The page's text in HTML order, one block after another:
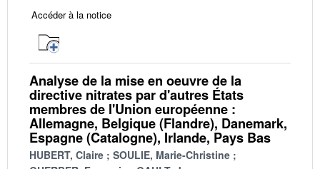
Accéder à la notice
Analyse de la mise en oeuvre de la
directive nitrates par d'autres États
membres de l'Union européenne :
Allemagne, Belgique (Flandre), Danemark,
Espagne (Catalogne), Irlande, Pays Bas
HUBERT, Claire
SOULIE, Marie-Christine